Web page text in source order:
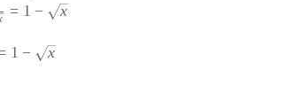
= 1 − x
1 − x